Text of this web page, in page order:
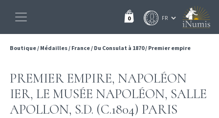
0
Boutique/ Médailles/ France/ Du Consulat à 1870/ Premier empire
PREMIER EMPIRE, NAPOLÉON
IER, LE MUSÉE NAPOLÉON, SALLE
APOLLON, S.D. (C.1804) PARIS